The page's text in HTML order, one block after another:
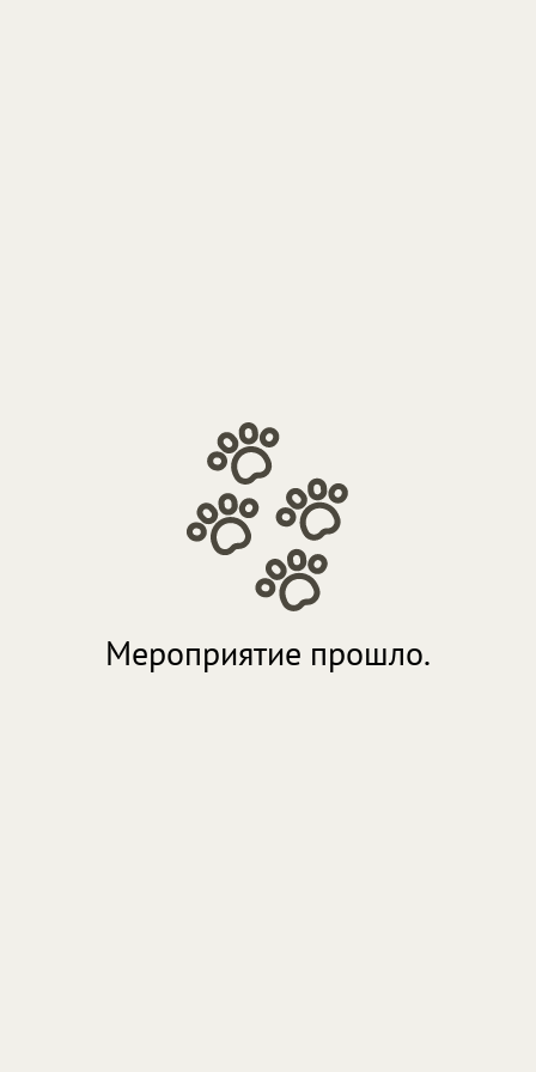
Мероприятие прошло.